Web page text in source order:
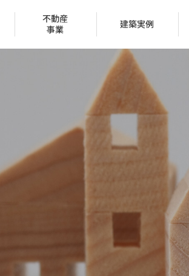
住宅net
不動産
事業
区分所有権販売事業
建築実例
役員紹介
協賛イベント